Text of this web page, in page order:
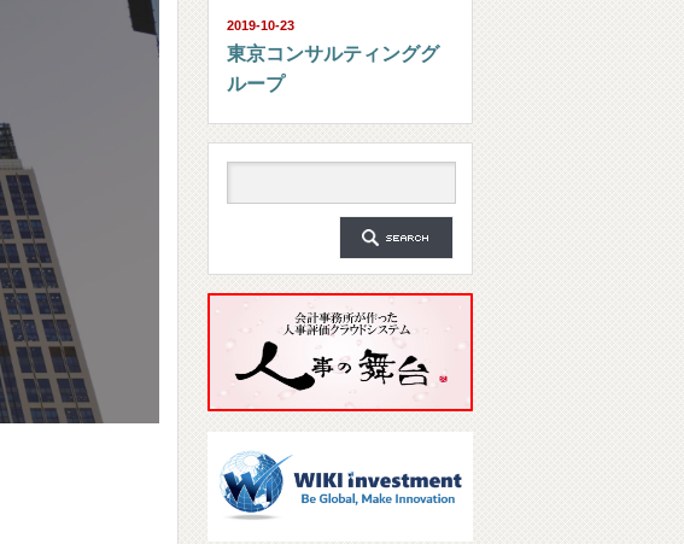
2019-10-23
東京コンサルティンググ
ループ